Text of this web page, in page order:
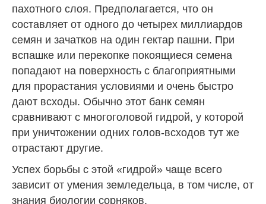
пахотного слоя. Предполагается, что он
составляет от одного до четырех миллиардов
семян и зачатков на один гектар пашни. При
вспашке или перекопке покоящиеся семена
попадают на поверхность с благоприятными
для прорастания условиями и очень быстро
дают всходы. Обычно этот банк семян
сравнивают с многоголовой гидрой, у которой
при уничтожении одних голов-всходов тут же
отрастают другие.
Успех борьбы с этой «гидрой» чаще всего
зависит от умения земледельца, в том числе, от
знания биологии сорняков.